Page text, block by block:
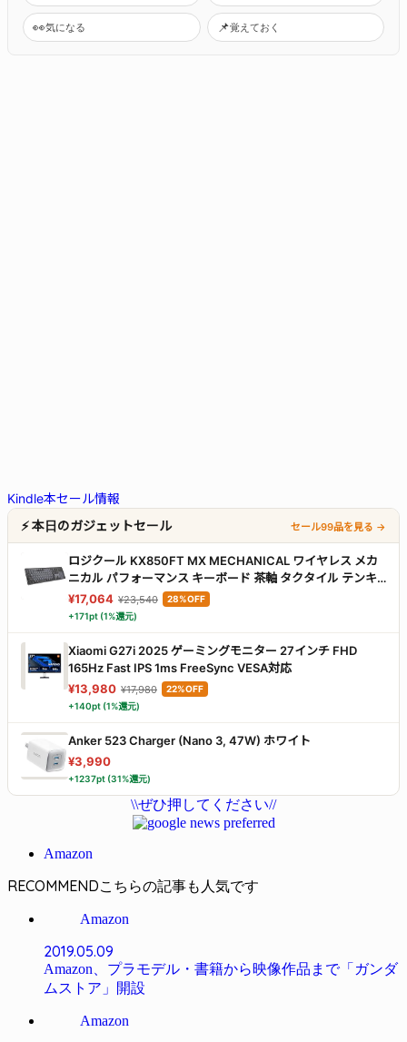
👀気になる 📌覚えておく
Kindle本セール情報
⚡ 本日のガジェットセール
セール99品を見る →
ロジクール KX850FT MX MECHANICAL ワイヤレス メカ
ニカル パフォーマンス キーボード 茶軸 タクタイル テンキ
ー 静かな打鍵感 特に静か Logi Bolt bluetooth Unifying非
対応 薄型 無線 メカニカルキーボード windows mac
chrome Android ワイヤレスキーボード KX850 国内正規品
グラファイト
¥17,064 ¥23,540
28%OFF
+171pt (1%還元)
Xiaomi G27i 2025 ゲーミングモニター 27インチ FHD
165Hz Fast IPS 1ms FreeSync VESA対応
¥13,980 ¥17,980
22%OFF
+140pt (1%還元)
Anker 523 Charger (Nano 3, 47W) ホワイト
¥3,990
+1237pt (31%還元)
\\ぜひ押してください//
Amazon
RECOMMEND
Amazon
2019.05.09
Amazon、プラモデル・書籍から映像作品まで「ガンダ
ムストア」開設
Amazon